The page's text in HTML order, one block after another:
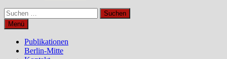
Suchen
nach:
Menü
Publikationen
Berlin-Mitte